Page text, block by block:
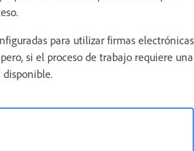
para utilizar firmas electrónicas
si el proceso de trabajo requiere una